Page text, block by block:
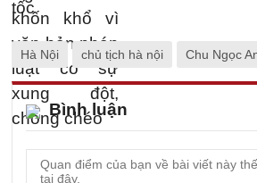
Hà Nội chủ tịch hà nội Chu Ngọc
Bình luận